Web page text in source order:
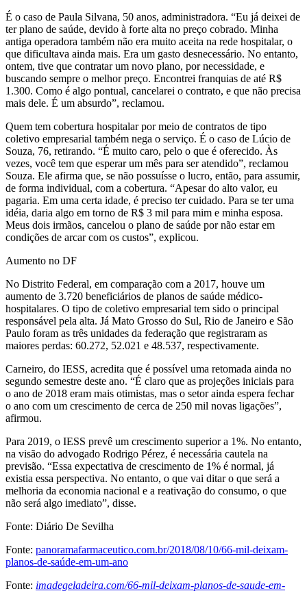
É o caso de Paula Silvana, 50 anos, administradora. “Eu já deixei de
ter plano de saúde, devido à forte alta no preço cobrado. Minha
antiga operadora também não era muito aceita na rede hospitalar, o
que dificultava ainda mais. Era um gasto desnecessário. No entanto,
ontem, tive que contratar um novo plano, por necessidade, e
buscando sempre o melhor preço. Encontrei franquias de até R$
1.300. Como é algo pontual, cancelarei o contrato, e que não precisa
mais dele. É um absurdo”, reclamou.
Quem tem cobertura hospitalar por meio de contratos de tipo
coletivo empresarial também nega o serviço. É o caso de Lúcio de
Souza, 76, retirando. “É muito caro, pelo o que é oferecido. Às
vezes, você tem que esperar um mês para ser atendido”, reclamou
Souza. Ele afirma que, se não possuísse o lucro, então, para assumir,
de forma individual, com a cobertura. “Apesar do alto valor, eu
pagaria. Em uma certa idade, é preciso ter cuidado. Para se ter uma
idéia, daria algo em torno de R$ 3 mil para mim e minha esposa.
Meus dois irmãos, cancelou o plano de saúde por não estar em
condições de arcar com os custos”, explicou.
Aumento no DF
No Distrito Federal, em comparação com a 2017, houve um
aumento de 3.720 beneficiários de planos de saúde médico-
hospitalares. O tipo de coletivo empresarial tem sido o principal
responsável pela alta. Já Mato Grosso do Sul, Rio de Janeiro e São
Paulo foram as três unidades da federação que registraram as
maiores perdas: 60.272, 52.021 e 48.537, respectivamente.
Carneiro, do IESS, acredita que é possível uma retomada ainda no
segundo semestre deste ano. “É claro que as projeções iniciais para
o ano de 2018 eram mais otimistas, mas o setor ainda espera fechar
o ano com um crescimento de cerca de 250 mil novas ligações”,
afirmou.
Para 2019, o IESS prevê um crescimento superior a 1%. No entanto,
na visão do advogado Rodrigo Pérez, é necessária cautela na
previsão. “Essa expectativa de crescimento de 1% é normal, já
existia essa perspectiva. No entanto, o que vai ditar o que será a
melhoria da economia nacional e a reativação do consumo, o que
não será algo imediato”, disse.
Fonte: Diário De Sevilha
Fonte: panoramafarmaceutico.com.br/2018/08/10/66-mil-deixam-
planos-de-saúde-em-um-ano
Fonte: imadegeladeira.com/66-mil-deixam-planos-de-saude-em-